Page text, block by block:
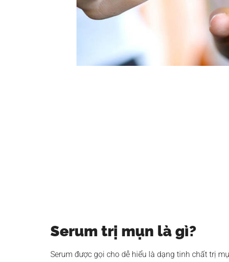
Serum trị mụn là gì?
Serum được gọi cho dễ hiểu là dạng tinh chất trị